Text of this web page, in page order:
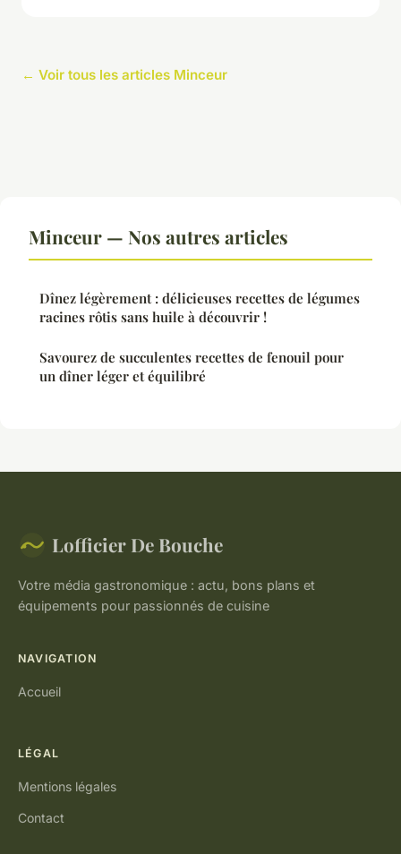
← Voir tous les articles Minceur
Minceur — Nos autres articles
Dînez légèrement : délicieuses recettes de légumes
racines rôtis sans huile à découvrir !
Savourez de succulentes recettes de fenouil pour
un dîner léger et équilibré
Lofficier De Bouche
Votre média gastronomique : actu, bons plans et
équipements pour passionnés de cuisine
NAVIGATION
Accueil
LÉGAL
Mentions légales
Contact